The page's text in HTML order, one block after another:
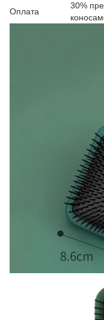
Оплата
30%